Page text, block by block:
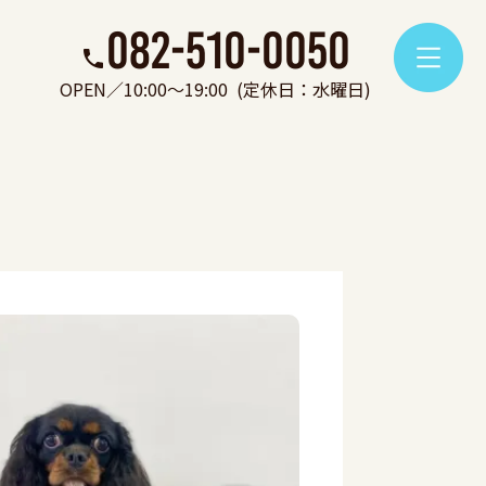
082-510-0050
OPEN／10:00～19:00 (定休日：水曜日)